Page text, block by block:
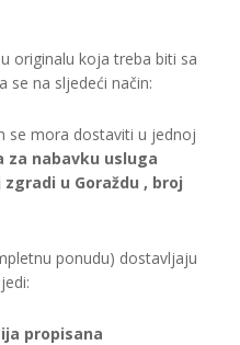
originalu koja treba biti sa
se na sljedeći način:
se mora dostaviti u jednoj
za nabavku usluga
u Goraždu , broj
ponudu) dostavljaju
propisana